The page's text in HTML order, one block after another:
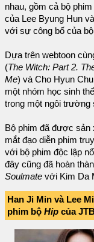
nhau, gồm cả bộ
của Lee Byung Hun
với sự công bố của
Dựa trên webtoon
(The Witch: Part 2.
Me) và Cho Hyun
một nhóm học sinh
trong một ngôi trường
Bộ phim đã được sản
mắt đạo diễn phim
với bộ phim độc lập
đây cũng đã hoàn
Soulmate với Kim Da
Han Ji Min và Lee
phim bộ Hip của